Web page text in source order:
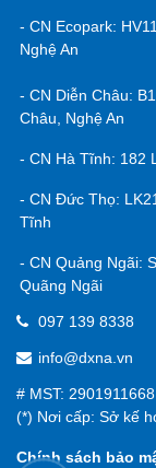
- CN Ecopark:
Nghệ An
- CN Diễn Châu:
Châu, Nghệ An
- CN Hà Tĩnh: 182
- CN Đức Thọ:
Tĩnh
- CN Quảng Ngãi:
Quãng Ngãi
097 139 8338
info@dxna.vn
# MST:
(*) Nơi cấp: Sở kế
Chính sách bảo